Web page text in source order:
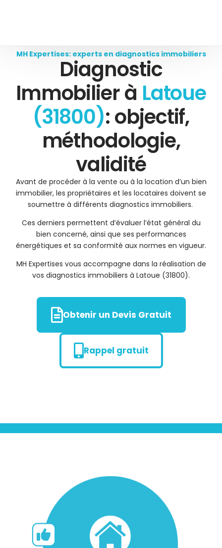
MH Expertises: experts en diagnostics immobiliers
Diagnostic
Immobilier à Latoue
(31800): objectif,
méthodologie,
validité
Avant de procéder à la vente ou à la location d’un bien
immobilier, les propriétaires et les locataires doivent se
soumettre à différents diagnostics immobiliers.
Ces derniers permettent d’évaluer l’état général du
bien concerné, ainsi que ses performances
énergétiques et sa conformité aux normes en vigueur.
MH Expertises vous accompagne dans la réalisation de
vos diagnostics immobiliers à Latoue (31800).
Obtenir un Devis Gratuit
Rappel gratuit